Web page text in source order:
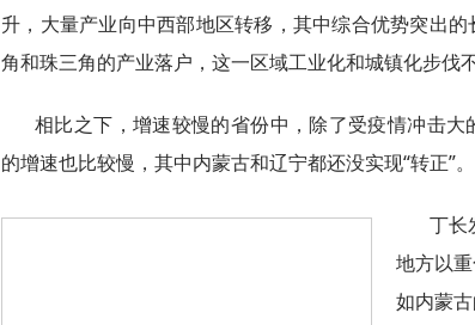
升，大量产业向中西部地区转移，其中综合优势突出
角和珠三角的产业落户，这一区域工业化和城镇化步伐不
相比之下，增速较慢的省份中，除了受疫情冲击
的增速也比较慢，其中内蒙古和辽宁都还没实现“转正”。
丁长
地方以
如内蒙